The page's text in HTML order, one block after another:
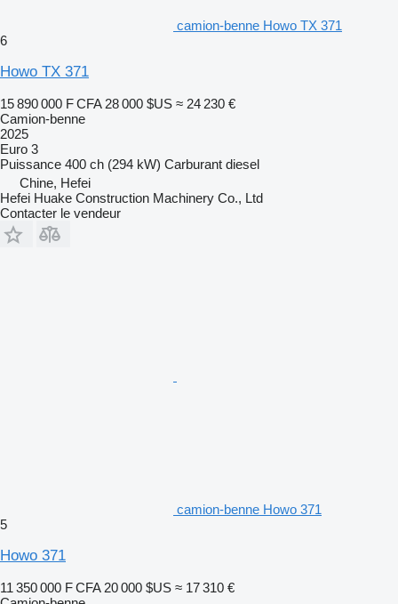
camion-benne Howo TX 371
6
Howo TX 371
15 890 000 F CFA 28 000 $US ≈ 24 230 €
Camion-benne
2025
Euro 3
Puissance 400 ch (294 kW) Carburant diesel
Chine, Hefei
Hefei Huake Construction Machinery Co., Ltd
Contacter le vendeur
camion-benne Howo 371
5
Howo 371
11 350 000 F CFA 20 000 $US ≈ 17 310 €